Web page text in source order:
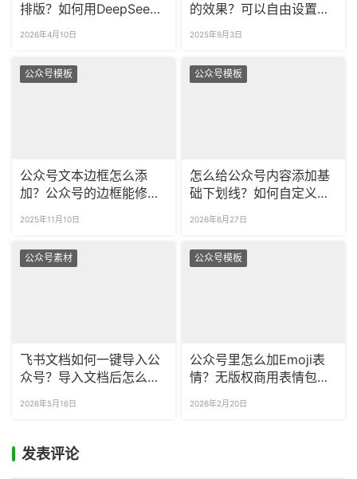
排版？如何用DeepSeek
2026年4月10日
的效果？可以自由设置轮
2025年9月3日
公众号模板
公众号文本边框怎么添
加？公众号的边框能修改
2025年11月10日
公众号模板
怎么给公众号内容添加基
础下划线？如何自定义波
样式？
2026年6月27日
公众号素材
飞书文档如何一键导入公
众号？导入文档后怎么一
2026年5月16日
公众号模板
公众号里怎么加Emoji表
情？无版权商用表情包去
2026年2月20日
发表评论